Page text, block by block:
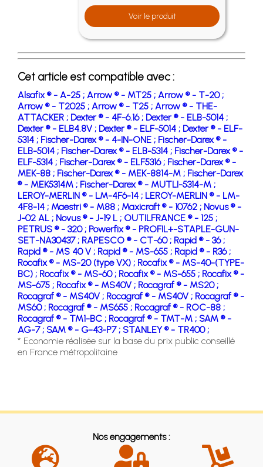
Voir le produit
Cet article est compatible avec :
Alsafix ® - A-25 ; Arrow ® - MT25 ; Arrow ® - T-20 ;
Arrow ® - T2025 ; Arrow ® - T25 ; Arrow ® - THE-
ATTACKER ; Dexter ® - 4F-6.16 ; Dexter ® - ELB-5014 ;
Dexter ® - ELB4.8V ; Dexter ® - ELF-5014 ; Dexter ® - ELF-
5314 ; Fischer-Darex ® - 4-IN-ONE ; Fischer-Darex ® -
ELB-5014 ; Fischer-Darex ® - ELB-5314 ; Fischer-Darex ® -
ELF-5314 ; Fischer-Darex ® - ELF5316 ; Fischer-Darex ® -
MEK-88 ; Fischer-Darex ® - MEK-8814-M ; Fischer-Darex
® - MEK5314M ; Fischer-Darex ® - MUTLI-5314-M ;
LEROY-MERLIN ® - LM-4F6-14 ; LEROY-MERLIN ® - LM-
4F8-14 ; Maestri ® - M88 ; Maxicraft ® - 10762 ; Novus ® -
J-02 AL ; Novus ® - J-19 L ; OUTILFRANCE ® - 125 ;
PETRUS ® - 320 ; Powerfix ® - PROFIL+-STAPLE-GUN-
SET-NA30437 ; RAPESCO ® - CT-60 ; Rapid ® - 36 ;
Rapid ® - MS 40 V ; Rapid ® - MS-655 ; Rapid ® - R36 ;
Rocafix ® - MS-20 (type VX) ; Rocafix ® - MS-40-(TYPE-
BC) ; Rocafix ® - MS-60 ; Rocafix ® - MS-655 ; Rocafix ® -
MS-675 ; Rocafix ® - MS40V ; Rocagraf ® - MS20 ;
Rocagraf ® - MS40V ; Rocagraf ® - MS40V ; Rocagraf ® -
MS60 ; Rocagraf ® - MS655 ; Rocagraf ® - ROC-88 ;
Rocagraf ® - TM1-BC ; Rocagraf ® - TMT-M ; SAM ® -
AG-7 ; SAM ® - G-43-P7 ; STANLEY ® - TR400 ;
* Economie réalisée sur la base du prix public conseillé
en France métropolitaine
Nos engagements :